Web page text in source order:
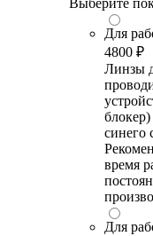
Выберите
Для
4800 ₽
Линзы
блокер)
синего
время
Для